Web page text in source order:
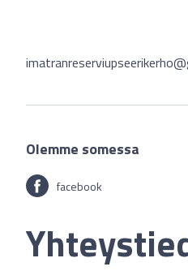
Olemme somessa
facebook